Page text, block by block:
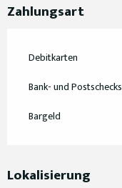
Zahlungsart
Debitkarten
Bank- und Postschecks
Bargeld
Lokalisierung